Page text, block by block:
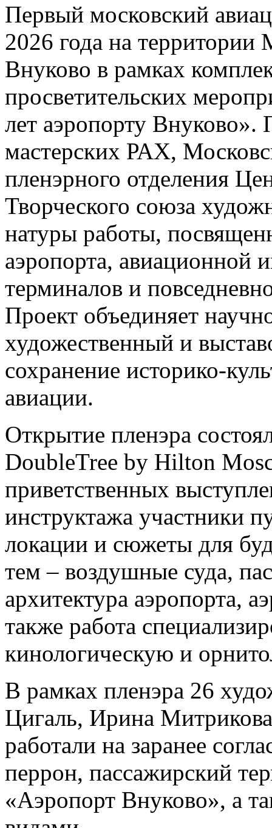
Первый московский
2026 года на территории
Внуково в рамках
просветительских
лет аэропорту Внуково».
мастерских РАХ,
пленэрного отделения
Творческого союза
натуры работы,
аэропорта, авиационной
терминалов и
Проект объединяет
художественный и
сохранение историко-
авиации.
Открытие пленэра
DoubleTree by Hilton
приветственных
инструктажа участники
локации и сюжеты для
тем – воздушные суда,
архитектура аэропорта,
также работа
кинологическую и
В рамках пленэра 26
Цигаль, Ирина
работали на заранее
перрон, пассажирский
«Аэропорт Внуково», а